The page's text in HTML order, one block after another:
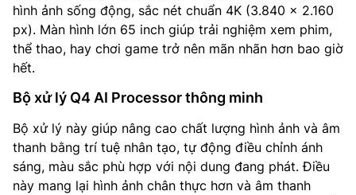
hình ảnh sống động, sắc nét chuẩn 4K (3.840 x 2.160
px). Màn hình lớn 65 inch giúp trải nghiệm xem phim,
thể thao, hay chơi game trở nên mãn nhãn hơn bao giờ
hết.
Bộ xử lý Q4 AI Processor thông minh
Bộ xử lý này giúp nâng cao chất lượng hình ảnh và âm
thanh bằng trí tuệ nhân tạo, tự động điều chỉnh ánh
sáng, màu sắc phù hợp với nội dung đang phát. Điều
này mang lại hình ảnh chân thực hơn và âm thanh